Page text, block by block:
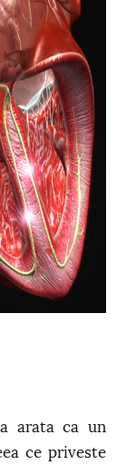
arata ca un
ce priveste